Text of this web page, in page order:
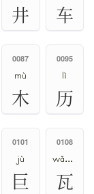
井 车
0087
mù
木
0095
lì
历
0101
jù
巨
0108
wǎ、wà
瓦